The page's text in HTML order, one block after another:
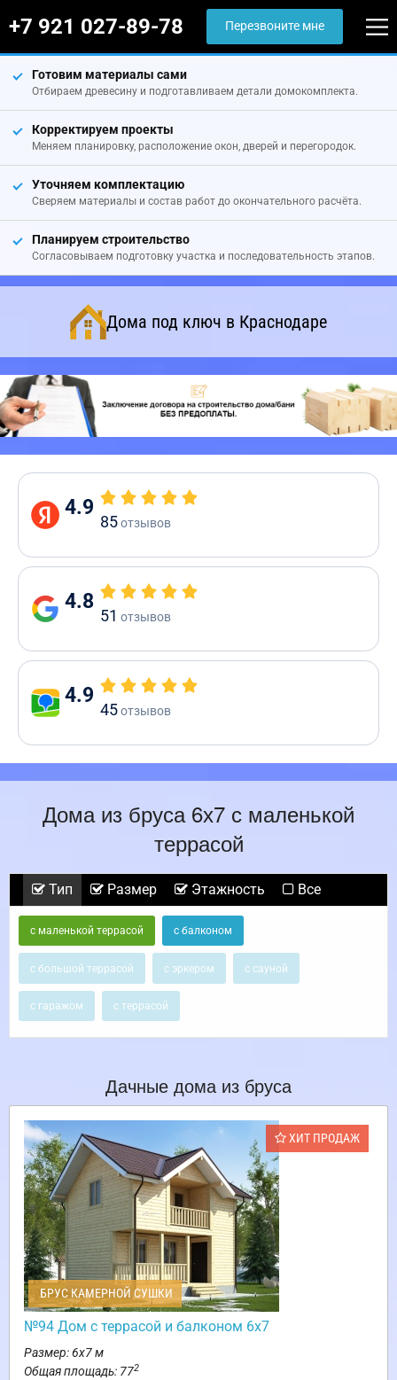
+7 921 027-89-78 Перезвоните мне
Готовим материалы сами
Отбираем древесину и подготавливаем детали домокомплекта.
Корректируем проекты
Меняем планировку, расположение окон, дверей и перегородок.
Уточняем комплектацию
Сверяем материалы и состав работ до окончательного расчёта.
Планируем строительство
Согласовываем подготовку участка и последовательность этапов.
Дома под ключ в Краснодаре
4.9
85отзывов
4.8
51 отзывов
4.9
45отзывов
Дома из бруса 6х7 с маленькой
террасой
Тип Размер Этажность Все
с маленькой террасой с балконом
с большой террасой с эркером с сауной
с гаражом с террасой
Дачные дома из бруса
ХИТ ПРОДАЖ
БРУС КАМЕРНОЙ СУШКИ
№94 Дом с террасой и балконом 6х7
Размер: 6х7 м
Общая площадь: 772